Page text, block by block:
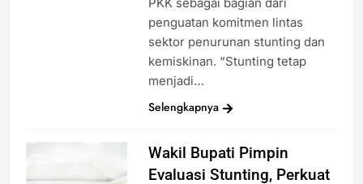
penguatan komitmen lintas
sektor penurunan stunting dan
kemiskinan. “Stunting tetap
menjadi…
Selengkapnya
Wakil Bupati Pimpin
Evaluasi Stunting, Perkuat